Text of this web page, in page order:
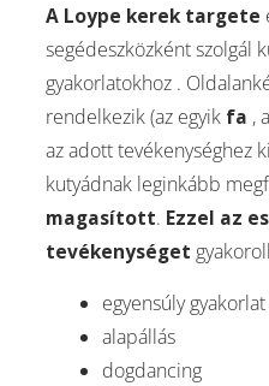
A Loype kerek targete
segédeszközként szolgál
gyakorlatokhoz .
rendelkezik (az egyik fa ,
az adott tevékenységhez
kutyádnak leginkább
magasított. Ezzel az
tevékenységet
egyensúly gyakorlat
alapállás
dogdancing